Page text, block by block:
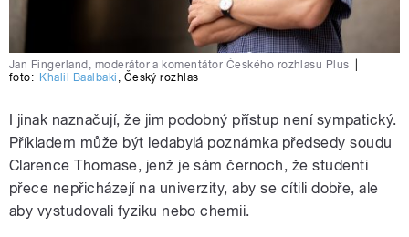
Jan Fingerland, moderátor a komentátor Českého rozhlasu Plus
foto: Khalil Baalbaki Český rozhlas
I jinak naznačují, že jim podobný přístup není sympatický.
Příkladem může být ledabylá poznámka předsedy soudu
Clarence Thomase, jenž je sám černoch, že studenti
přece nepřicházejí na univerzity, aby se cítili dobře, ale
aby vystudovali fyziku nebo chemii.